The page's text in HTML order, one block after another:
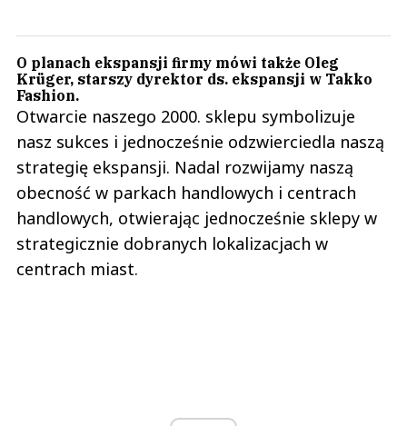
O planach ekspansji firmy mówi także Oleg
Krüger, starszy dyrektor ds. ekspansji w Takko
Fashion.
Otwarcie naszego 2000. sklepu symbolizuje
nasz sukces i jednocześnie odzwierciedla naszą
strategię ekspansji. Nadal rozwijamy naszą
obecność w parkach handlowych i centrach
handlowych, otwierając jednocześnie sklepy w
strategicznie dobranych lokalizacjach w
centrach miast.